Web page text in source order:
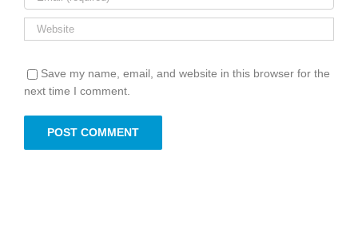
Save my name, email, and website in this browser for the
next time I comment.